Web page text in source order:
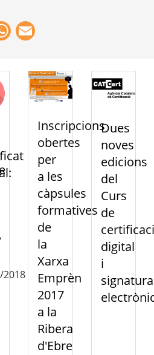
WhatsApp
2018
Inscripcions
obertes
per
a les
càpsules
formatives
de
la
Xarxa
Emprèn
2017
a la
Ribera
d'Ebre
Dues
noves
edicions
del
Curs
de
digital
i
signatura